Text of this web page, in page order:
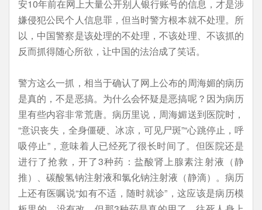
安10年前在网上大量公开别人银行账号的信息，才是涉
嫌侵犯公民个人信息罪，但当时警方根本就不处理。所
以，中国警察是该处理的不处理，不该处理、不该抓的
反而抓得随心所欲，让中国的法治成了笑话。
警方这么一抓，相当于确认了网上公布的周海媚的病历
是真的，不是恶搞。为什么会怀疑是恶搞呢？因为病历
里有些内容非常荒唐。病历里说，周海媚送到医院时，
“意识丧失，全身僵硬、冰凉，可见尸斑”“心跳停止，呼
吸停止”，意味着人已经死了很长时间了。但医院还是
进行了抢救，开了3种药：盐酸肾上腺素注射液（静
推）、碳酸氢钠注射液和氯化钠注射液（静滴）。病历
上还有医嘱说“如有不适，随时就诊”，这应该是病历模